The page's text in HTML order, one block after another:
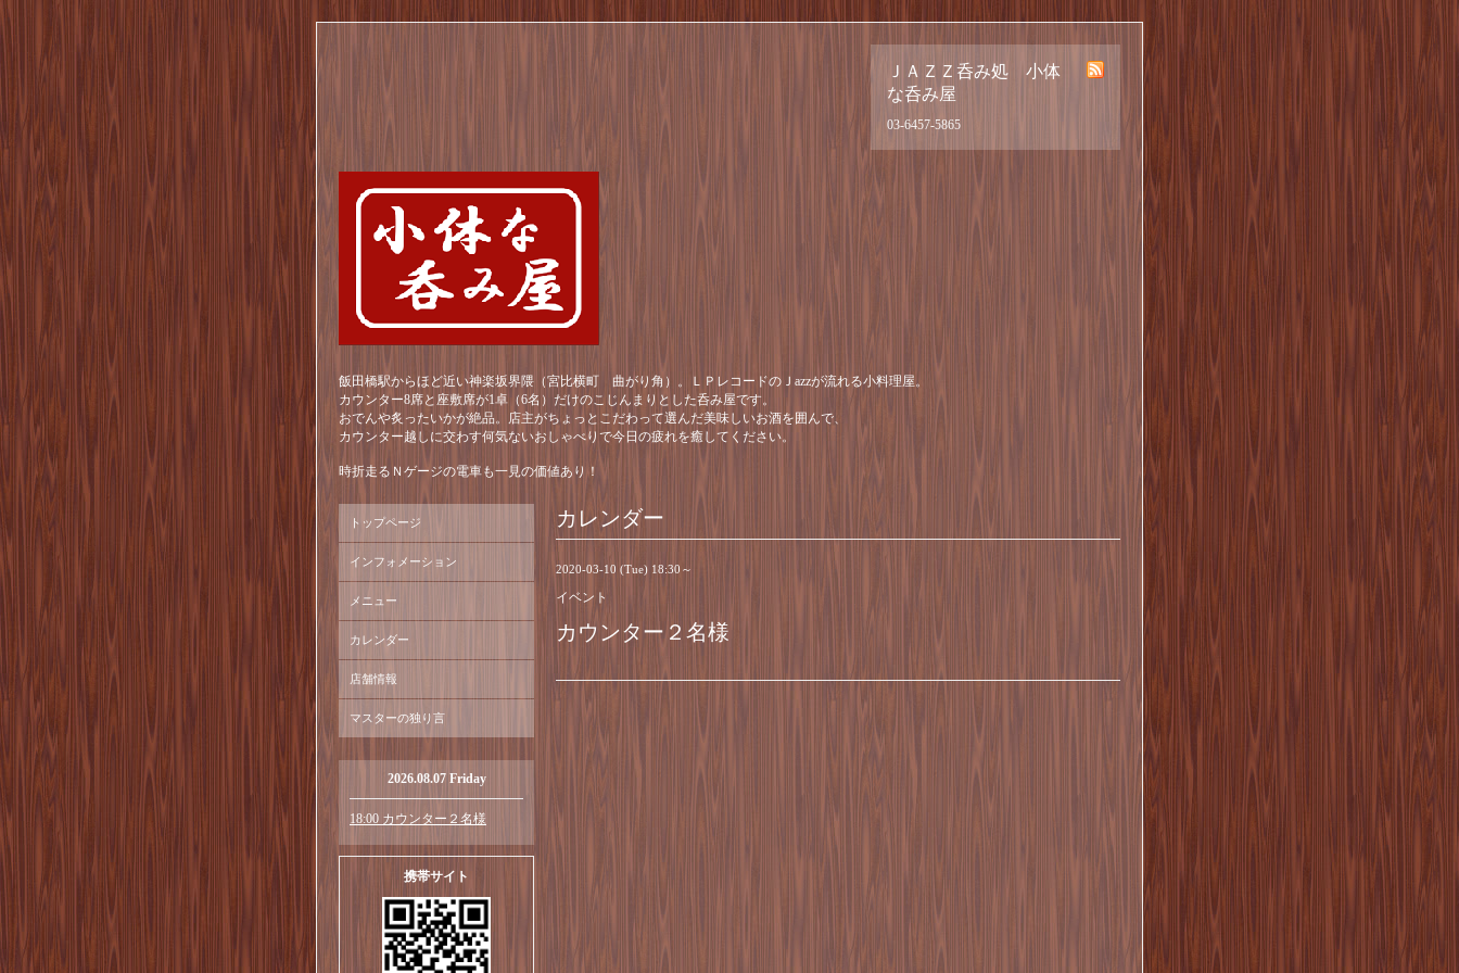
ＪＡＺＺ呑み処 小体
な呑み屋
03-6457-5865
飯田橋駅からほど近い神楽坂界隈（宮比横町 曲がり角）。ＬＰレコードのＪazzが流れる小料理屋。
カウンター8席と座敷席が1卓（6名）だけのこじんまりとした呑み屋です。
おでんや炙ったいかが絶品。店主がちょっとこだわって選んだ美味しいお酒を囲んで、
カウンター越しに交わす何気ないおしゃべりで今日の疲れを癒してください。
時折走るＮゲージの電車も一見の価値あり！
カレンダー
2020-03-10 (Tue) 18:30～
イベント
カウンター２名様
トップページ
インフォメーション
メニュー
カレンダー
店舗情報
マスターの独り言
2026.08.07 Friday
18:00 カウンター２名様
携帯サイト